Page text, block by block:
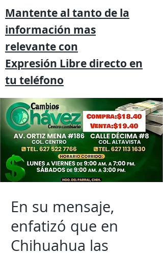
Mantente al tanto de la
información mas
relevante con
Expresión Libre directo en
tu teléfono
En su mensaje,
enfatizó que en
Chihuahua las